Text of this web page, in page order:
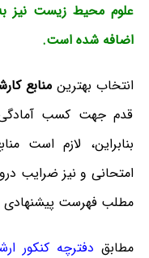
علوم محیط زیست نیز
اضافه شده است.
انتخاب بهترینمنابع
قدم جهت کسب
بنابراین، لازم است
امتحانی و نیز ضرایب
مطلب فهرست پیشنهادی
مطابق دفترچه کنکور ارشد